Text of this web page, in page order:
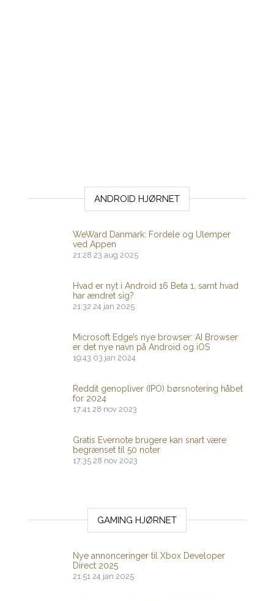
ANDROID HJØRNET
WeWard Danmark: Fordele og Ulemper
ved Appen
21:28 23 aug 2025
Hvad er nyt i Android 16 Beta 1, samt hvad
har ændret sig?
21:32 24 jan 2025
Microsoft Edge’s nye browser: AI Browser
er det nye navn på Android og iOS
19:43 03 jan 2024
Reddit genopliver (IPO) børsnotering håbet
for 2024
17:41 28 nov 2023
Gratis Evernote brugere kan snart være
begrænset til 50 noter
17:35 28 nov 2023
GAMING HJØRNET
Nye annonceringer til Xbox Developer
Direct 2025
21:51 24 jan 2025